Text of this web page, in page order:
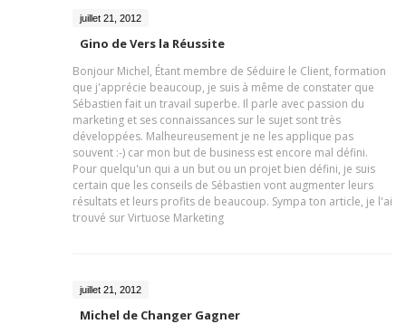
juillet 21, 2012
Gino de Vers la Réussite
Bonjour Michel, Étant membre de Séduire le Client, formation
que j'apprécie beaucoup, je suis à même de constater que
Sébastien fait un travail superbe. Il parle avec passion du
marketing et ses connaissances sur le sujet sont très
développées. Malheureusement je ne les applique pas
souvent :-) car mon but de business est encore mal défini.
Pour quelqu'un qui a un but ou un projet bien défini, je suis
certain que les conseils de Sébastien vont augmenter leurs
résultats et leurs profits de beaucoup. Sympa ton article, je l'ai
trouvé sur Virtuose Marketing
juillet 21, 2012
Michel de Changer Gagner